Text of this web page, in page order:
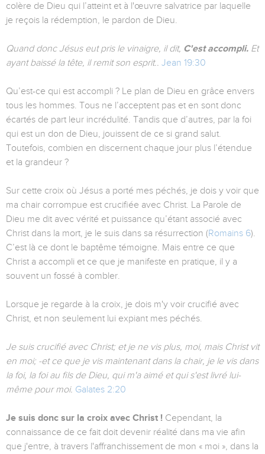
colère de Dieu qui l’atteint et à l'œuvre salvatrice par laquelle
je reçois la rédemption, le pardon de Dieu.
Quand donc Jésus eut pris le vinaigre, il dit, C'est accompli. Et
ayant baissé la tête, il remit son esprit.. Jean 19:30
Qu’est-ce qui est accompli ? Le plan de Dieu en grâce envers
tous les hommes. Tous ne l’acceptent pas et en sont donc
écartés de part leur incrédulité. Tandis que d’autres, par la foi
qui est un don de Dieu, jouissent de ce si grand salut.
Toutefois, combien en discernent chaque jour plus l’étendue
et la grandeur ?
Sur cette croix où Jésus a porté mes péchés, je dois y voir que
ma chair corrompue est crucifiée avec Christ. La Parole de
Dieu me dit avec vérité et puissance qu’étant associé avec
Christ dans la mort, je le suis dans sa résurrection (Romains 6).
C’est là ce dont le baptême témoigne. Mais entre ce que
Christ a accompli et ce que je manifeste en pratique, il y a
souvent un fossé à combler.
Lorsque je regarde à la croix, je dois m'y voir crucifié avec
Christ, et non seulement lui expiant mes péchés.
Je suis crucifié avec Christ; et je ne vis plus, moi, mais Christ vit
en moi; -et ce que je vis maintenant dans la chair, je le vis dans
la foi, la foi au fils de Dieu, qui m'a aimé et qui s'est livré lui-
même pour moi. Galates 2:20
Je suis donc sur la croix avec Christ ! Cependant, la
connaissance de ce fait doit devenir réalité dans ma vie afin
que j'entre, à travers l'affranchissement de mon « moi », dans la